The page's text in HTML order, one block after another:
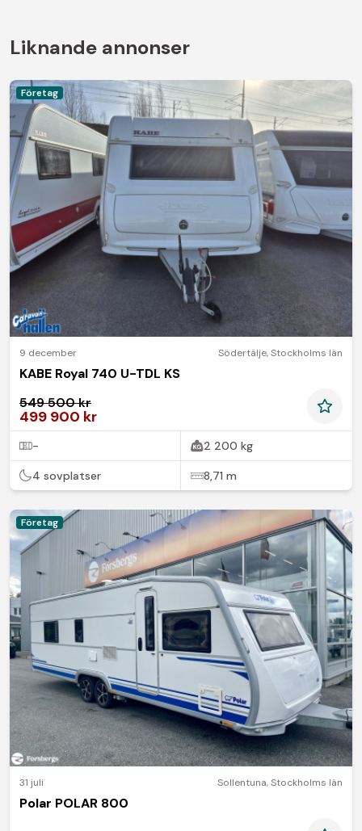
Liknande annonser
Företag
9 december Södertälje,Stockholms län
KABE Royal 740 U-TDL KS
549 500 kr
499 900 kr
- 2 200 kg
4 sovplatser 8,71 m
Företag
31 juli Sollentuna,Stockholms län
Polar POLAR 800